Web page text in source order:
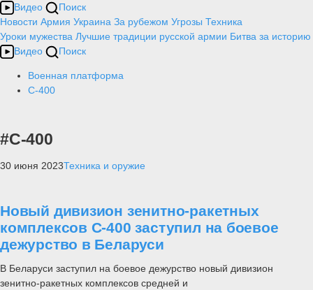
Видео
Поиск
Новости Армия Украина За рубежом Угрозы Техника
Уроки мужества Лучшие традиции русской армии Битва за историю
Видео
Поиск
Военная платформа
С-400
#С-400
30 июня 2023Техника и оружие
Новый дивизион зенитно-ракетных
комплексов С-400 заступил на боевое
дежурство в Беларуси
В Беларуси заступил на боевое дежурство новый дивизион
зенитно-ракетных комплексов средней и